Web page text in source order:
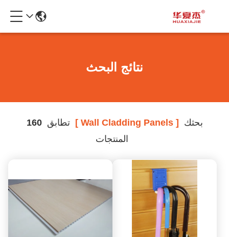
نتائج البحث
بحثك [ Wall Cladding Panels ] تطابق160
المنتجات